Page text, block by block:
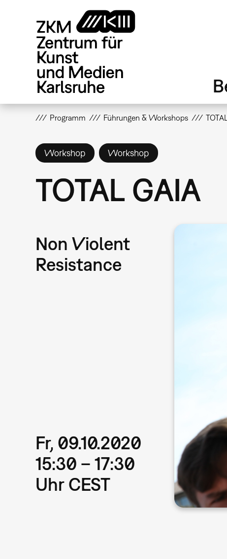
Programm Führungen & Workshops
Workshop Workshop
TOTAL GAIA
Non Violent
Resistance
Fr, 09.10.2020
15:30 – 17:30
Uhr CEST